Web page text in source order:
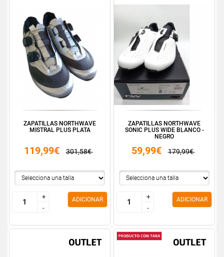
ZAPATILLAS NORTHWAVE
MISTRAL PLUS PLATA
119,99€ 301,58€
+
-
+
-
ADICIONAR
ZAPATILLAS NORTHWAVE
SONIC PLUS WIDE BLANCO -
NEGRO
59,99€ 179,99€
+
-
+
-
ADICIONAR